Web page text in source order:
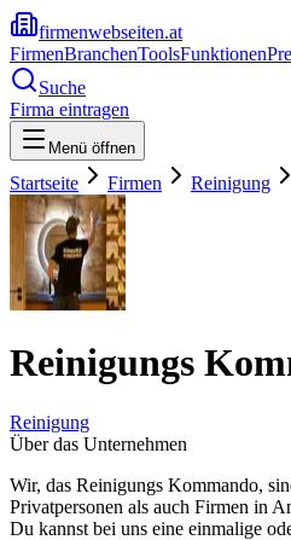
firmenwebseiten.at
FirmenBranchenToolsFunktionen
Suche
Firma eintragen
Menü öffnen
Startseite Firmen Reinigung
Reinigungs
Reinigung
Über das Unternehmen
Wir, das Reinigungs Kommando,
Privatpersonen als auch Firmen in
Du kannst bei uns eine einmalige